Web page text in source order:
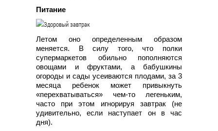
Питание
Летом оно определенным образом
меняется. В силу того, что полки
супермаркетов обильно пополняются
овощами и фруктами, а бабушкины
огороды и сады усеиваются плодами, за 3
месяца ребенок может привыкнуть
«перехватываться» чем-то легеньким,
часто при этом игнорируя завтрак (не
удивительно, если наступает он в час
дня).